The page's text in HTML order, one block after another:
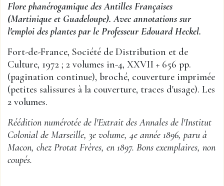
Flore phanérogamique des Antilles Françaises
(Martinique et Guadeloupe). Avec annotations sur
l'emploi des plantes par le Professeur Edouard Heckel.
Fort-de-France, Société de Distribution et de
Culture, 1972 ; 2 volumes in-4, XXVII + 656 pp.
(pagination continue), broché, couverture imprimée
(petites salissures à la couverture, traces d'usage). Les
2 volumes.
Réédition numérotée de l'Extrait des Annales de l'Institut
Colonial de Marseille, 3e volume, 4e année 1896, paru à
Macon, chez Protat Frères, en 1897. Bons exemplaires, non
coupés.